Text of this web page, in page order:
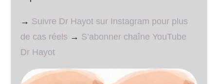
→ Suivre Dr Hayot sur Instagram pour plus
de cas réels → S’abonner chaîne YouTube
Dr Hayot